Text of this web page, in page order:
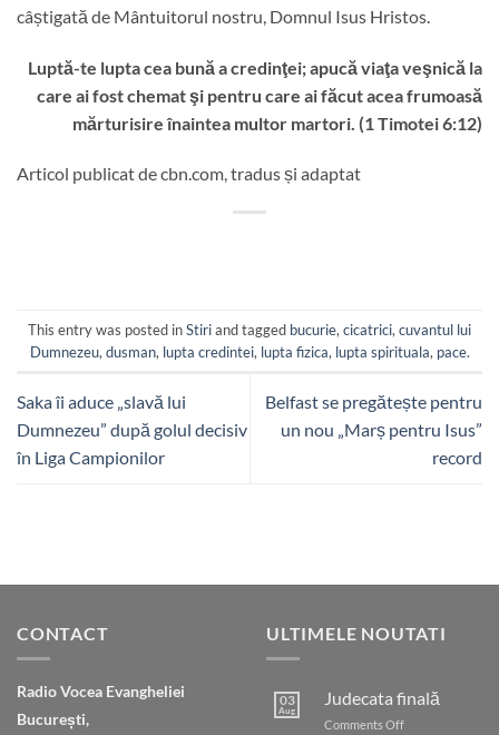
câștigată de Mântuitorul nostru, Domnul Isus Hristos.
Luptă-te lupta cea bună a credinţei; apucă viaţa veşnică la
care ai fost chemat şi pentru care ai făcut acea frumoasă
mărturisire înaintea multor martori. (1 Timotei 6:12)
Articol publicat de cbn.com, tradus și adaptat
This entry was posted inStiriand tagged bucurie, cicatrici, cuvantul lui
Dumnezeu, dusman, lupta credintei, lupta fizica, lupta spirituala, pace.
Saka îi aduce „slavă lui
Dumnezeu” după golul decisiv
în Liga Campionilor
Belfast se pregătește pentru
un nou „Marș pentru Isus”
record
CONTACT
Radio Vocea Evangheliei
București,
ULTIMELE NOUTATI
03
Aug
Judecata finală
Comments Offon